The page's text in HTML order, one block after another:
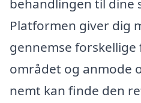
behandlingen til dine
Platformen giver dig
gennemse
området og anmode
nemt kan finde den